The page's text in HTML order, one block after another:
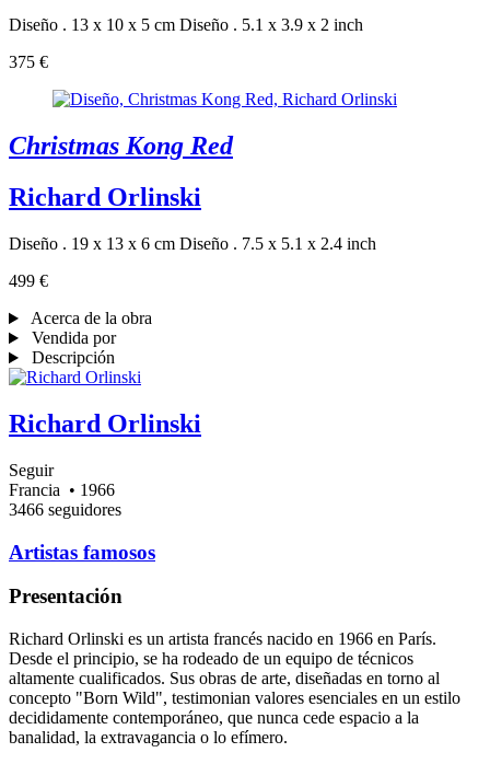
Diseño . 13 x 10 x 5 cm Diseño . 5.1 x 3.9 x 2 inch
375 €
Christmas Kong Red
Richard Orlinski
Diseño . 19 x 13 x 6 cm Diseño . 7.5 x 5.1 x 2.4 inch
499 €
Acerca de la obra
Vendida por
Descripción
Richard Orlinski
Seguir
Francia • 1966
3466 seguidores
Artistas famosos
Presentación
Richard Orlinski es un artista francés nacido en 1966 en París.
Desde el principio, se ha rodeado de un equipo de técnicos
altamente cualificados. Sus obras de arte, diseñadas en torno al
concepto "Born Wild", testimonian valores esenciales en un estilo
decididamente contemporáneo, que nunca cede espacio a la
banalidad, la extravagancia o lo efímero.